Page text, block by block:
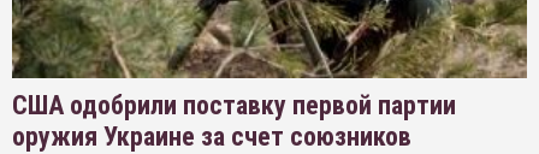
США одобрили поставку первой партии
оружия Украине за счет союзников